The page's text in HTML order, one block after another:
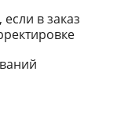
в заказ